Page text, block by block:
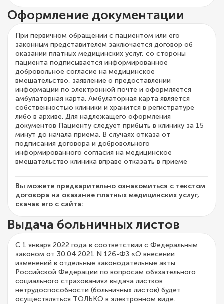
Оформление документации
При первичном обращении с пациентом или его
законным представителем заключается договор об
оказании платных медицинских услуг, со стороны
пациента подписывается информированное
добровольное согласие на медицинское
вмешательство, заявление о предоставлении
информации по электронной почте и оформляется
амбулаторная карта. Амбулаторная карта является
собственностью клиники и хранится в регистратуре
либо в архиве. Для надлежащего оформления
документов Пациенту следует прибыть в клинику за 15
минут до начала приема. В случаях отказа от
подписания договора и добровольного
информированного согласия на медицинское
вмешательство клиника вправе отказать в приеме
Вы можете предварительно ознакомиться с текстом
договора на оказание платных медицинских услуг,
скачав его с сайта:
Выдача больничных листов
С 1 января 2022 года в соответствии с Федеральным
законом от 30.04.2021 N 126-ФЗ «О внесении
изменений в отдельные законодательные акты
Российской Федерации по вопросам обязательного
социального страхования» выдача листков
нетрудоспособности (больничных листов) будет
осуществляться ТОЛЬКО в электронном виде.